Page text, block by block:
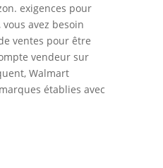
exigences pour
avez besoin
ventes pour être
vendeur sur
Walmart
établies avec